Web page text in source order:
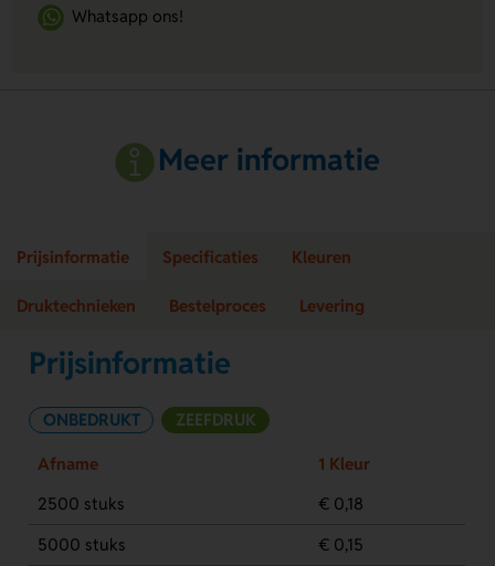
Whatsapp ons!
Meer informatie
Prijsinformatie Specificaties Kleuren
Druktechnieken Bestelproces Levering
Prijsinformatie
ONBEDRUKT ZEEFDRUK
Afname
1 Kleur
2500 stuks
€ 0,18
5000 stuks
€ 0,15